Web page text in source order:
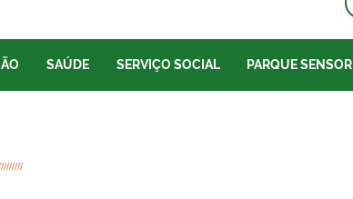
SAÚDE SERVIÇO SOCIAL PARQUE